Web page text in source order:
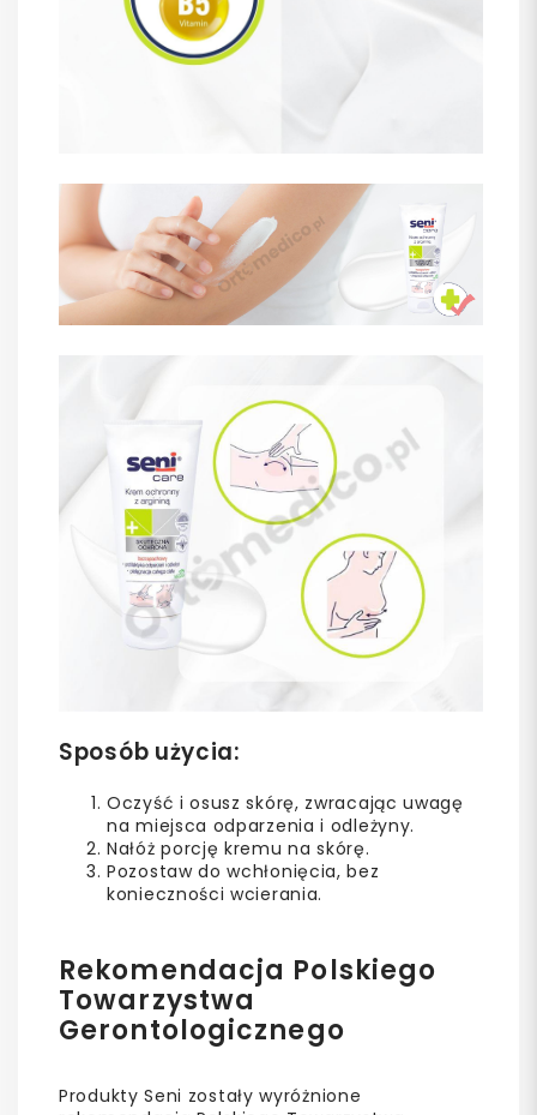
Sposób użycia:
Oczyść i osusz skórę, zwracając uwagę
na miejsca odparzenia i odleżyny.
Nałóż porcję kremu na skórę.
Pozostaw do wchłonięcia, bez
konieczności wcierania.
Rekomendacja Polskiego
Towarzystwa
Gerontologicznego
Produkty Seni zostały wyróżnione